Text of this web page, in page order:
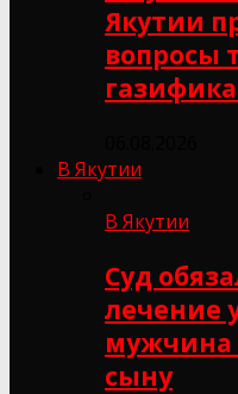
Якутии
вопросы
В Якутии
В Якутии
Суд
лечение
мужчина
сыну